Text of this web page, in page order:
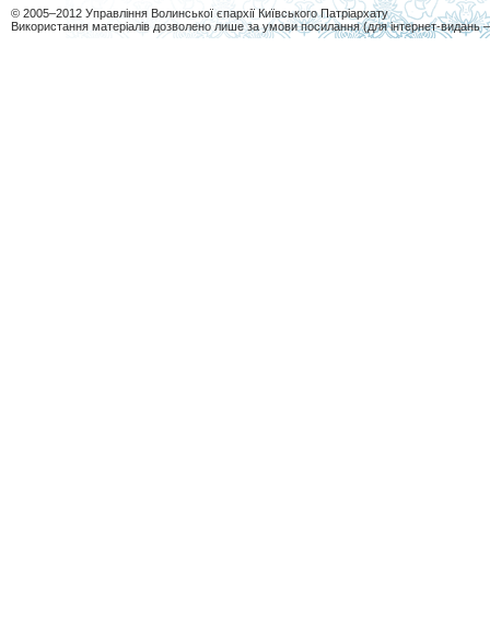
© 2005–2012 Управління Волинської єпархії Київського Патріархату
Використання матеріалів дозволено лише за умови посилання (для інтернет-видань